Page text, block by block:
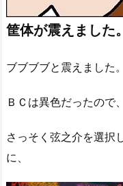
筐体が震えました。
ブブブブと震えました
ＢＣは異色だったので
さっそく弦之介を選択
に、